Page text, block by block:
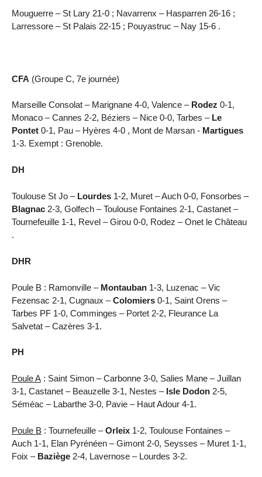
Mouguerre – St Lary 21-0 ; Navarrenx – Hasparren 26-16 ;
Larressore – St Palais 22-15 ; Pouyastruc – Nay 15-6 .
CFA (Groupe C, 7e journée)
Marseille Consolat – Marignane 4-0, Valence – Rodez 0-1,
Monaco – Cannes 2-2, Béziers – Nice 0-0, Tarbes – Le
Pontet 0-1, Pau – Hyères 4-0 , Mont de Marsan - Martigues
1-3. Exempt : Grenoble.
DH
Toulouse St Jo – Lourdes 1-2, Muret – Auch 0-0, Fonsorbes –
Blagnac 2-3, Golfech – Toulouse Fontaines 2-1, Castanet –
Tournefeuille 1-1, Revel – Girou 0-0, Rodez – Onet le Château
.
DHR
Poule B : Ramonville – Montauban 1-3, Luzenac – Vic
Fezensac 2-1, Cugnaux –Colomiers 0-1, Saint Orens –
Tarbes PF 1-0, Comminges – Portet 2-2, Fleurance La
Salvetat – Cazères 3-1.
PH
Poule A : Saint Simon – Carbonne 3-0, Salies Mane – Juillan
3-1, Castanet – Beauzelle 3-1, Nestes – Isle Dodon 2-5,
Séméac – Labarthe 3-0, Pavie – Haut Adour 4-1.
Poule B : Tournefeuille –Orleix 1-2, Toulouse Fontaines –
Auch 1-1, Elan Pyrénéen – Gimont 2-0, Seysses – Muret 1-1,
Foix – Baziège 2-4, Lavernose – Lourdes 3-2.